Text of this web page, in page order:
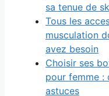
sa tenue de
Tous les
musculation
avez besoin
Choisir ses
pour femme :
astuces